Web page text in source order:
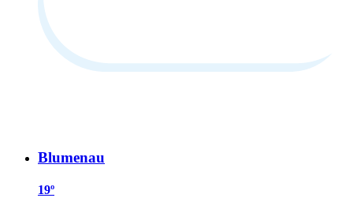
Blumenau
19º